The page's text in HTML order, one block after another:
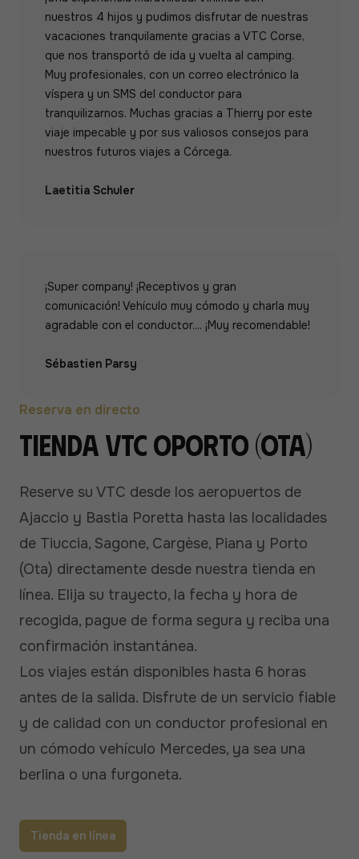
nuestros 4 hijos y pudimos disfrutar de nuestras
vacaciones tranquilamente gracias a VTC Corse,
que nos transportó de ida y vuelta al camping.
Muy profesionales, con un correo electrónico la
víspera y un SMS del conductor para
tranquilizarnos. Muchas gracias a Thierry por este
viaje impecable y por sus valiosos consejos para
nuestros futuros viajes a Córcega.
Laetitia Schuler
¡Super company! ¡Receptivos y gran
comunicación! Vehículo muy cómodo y charla muy
agradable con el conductor.... ¡Muy recomendable!
Sébastien Parsy
Reserva en directo
Tienda VTC Oporto (Ota)
Reserve su VTC desde los aeropuertos de
Ajaccio y Bastia Poretta hasta las localidades
de Tiuccia, Sagone, Cargèse, Piana y Porto
(Ota) directamente desde nuestra tienda en
línea. Elija su trayecto, la fecha y hora de
recogida, pague de forma segura y reciba una
confirmación instantánea.
Los viajes están disponibles hasta 6 horas
antes de la salida. Disfrute de un servicio fiable
y de calidad con un conductor profesional en
un cómodo vehículo Mercedes, ya sea una
berlina o una furgoneta.
Tienda en línea